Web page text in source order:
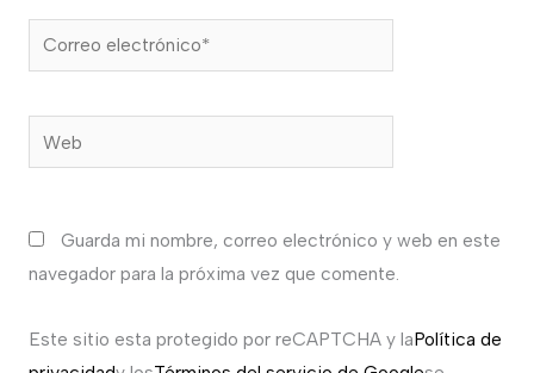
Correo
electrónico*
Web
Guarda mi nombre, correo electrónico y web en este
navegador para la próxima vez que comente.
Este sitio esta protegido por reCAPTCHA y laPolítica de